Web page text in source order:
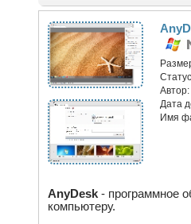
Дата
Имя
AnyDesk - программное
компьютеру.